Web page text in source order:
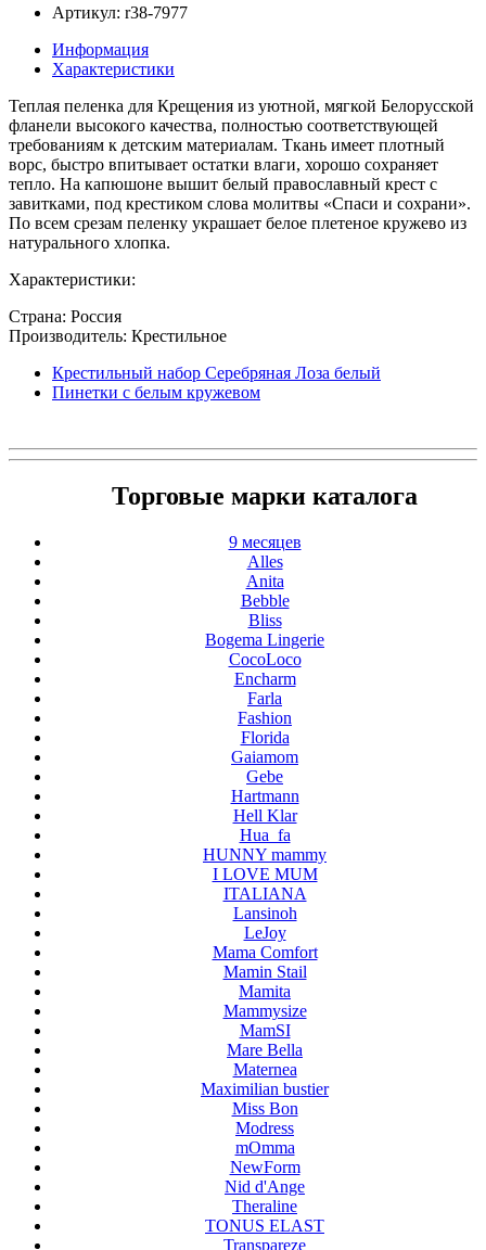
Артикул: r38-7977
Информация
Характеристики
Теплая пеленка для Крещения из уютной, мягкой Белорусской
фланели высокого качества, полностью соответствующей
требованиям к детским материалам. Ткань имеет плотный
ворс, быстро впитывает остатки влаги, хорошо сохраняет
тепло. На капюшоне вышит белый православный крест с
завитками, под крестиком слова молитвы «Спаси и сохрани».
По всем срезам пеленку украшает белое плетеное кружево из
натурального хлопка.
Характеристики:
Страна: Россия
Производитель: Крестильное
Крестильный набор Серебряная Лоза белый
Пинетки с белым кружевом
Торговые марки каталога
9 месяцев
Alles
Anita
Bebble
Bliss
Bogema Lingerie
CocoLoco
Encharm
Farla
Fashion
Florida
Gaiamom
Gebe
Hartmann
Hell Klar
Hua_fa
HUNNY mammy
I LOVE MUM
ITALIANA
Lansinoh
LeJoy
Mama Comfort
Mamin Stail
Mamita
Mammysize
MamSI
Mare Bella
Maternea
Maximilian bustier
Miss Bon
Modress
mOmma
NewForm
Nid d'Ange
Theraline
TONUS ELAST
Transpareze